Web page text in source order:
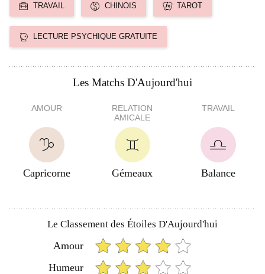
TRAVAIL CHINOIS TAROT
LECTURE PSYCHIQUE GRATUITE
Les Matchs D'Aujourd'hui
AMOUR
Capricorne
RELATION
AMICALE
Gémeaux
TRAVAIL
Balance
Le Classement des Étoiles D'Aujourd'hui
Amour
Humeur